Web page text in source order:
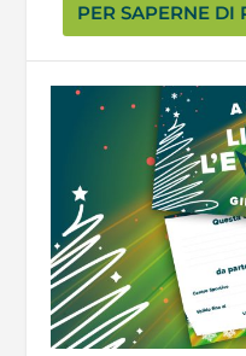
PER SAPERNE DI